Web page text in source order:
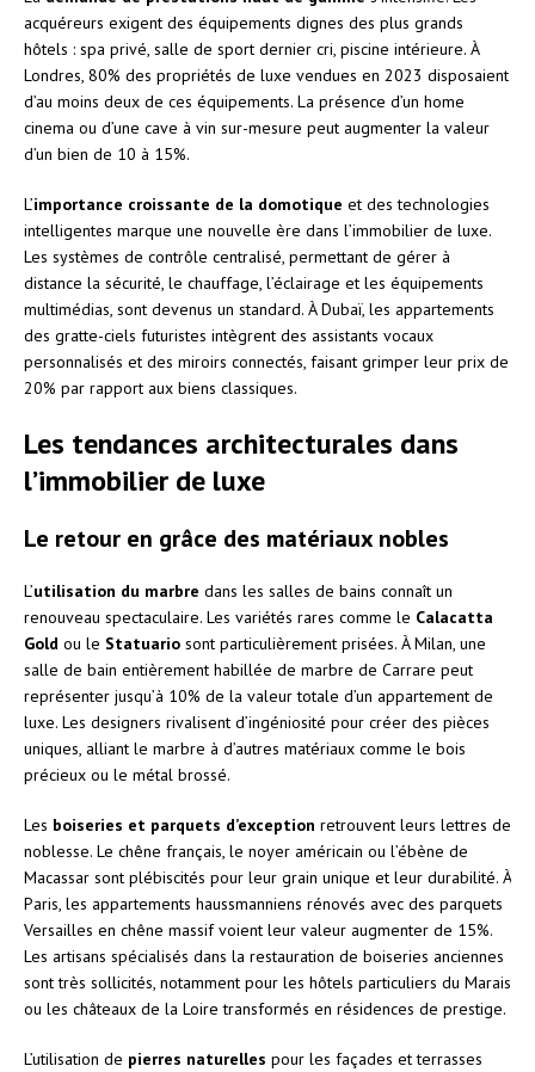
acquéreurs exigent des équipements dignes des plus grands
hôtels : spa privé, salle de sport dernier cri, piscine intérieure. À
Londres, 80% des propriétés de luxe vendues en 2023 disposaient
d’au moins deux de ces équipements. La présence d’un home
cinema ou d’une cave à vin sur-mesure peut augmenter la valeur
d’un bien de 10 à 15%.
L’importance croissante de la domotique et des technologies
intelligentes marque une nouvelle ère dans l’immobilier de luxe.
Les systèmes de contrôle centralisé, permettant de gérer à
distance la sécurité, le chauffage, l’éclairage et les équipements
multimédias, sont devenus un standard. À Dubaï, les appartements
des gratte-ciels futuristes intègrent des assistants vocaux
personnalisés et des miroirs connectés, faisant grimper leur prix de
20% par rapport aux biens classiques.
Les tendances architecturales dans
l’immobilier de luxe
Le retour en grâce des matériaux nobles
L’utilisation du marbre dans les salles de bains connaît un
renouveau spectaculaire. Les variétés rares comme le Calacatta
Gold ou le Statuario sont particulièrement prisées. À Milan, une
salle de bain entièrement habillée de marbre de Carrare peut
représenter jusqu’à 10% de la valeur totale d’un appartement de
luxe. Les designers rivalisent d’ingéniosité pour créer des pièces
uniques, alliant le marbre à d’autres matériaux comme le bois
précieux ou le métal brossé.
Les boiseries et parquets d’exception retrouvent leurs lettres de
noblesse. Le chêne français, le noyer américain ou l’ébène de
Macassar sont plébiscités pour leur grain unique et leur durabilité. À
Paris, les appartements haussmanniens rénovés avec des parquets
Versailles en chêne massif voient leur valeur augmenter de 15%.
Les artisans spécialisés dans la restauration de boiseries anciennes
sont très sollicités, notamment pour les hôtels particuliers du Marais
ou les châteaux de la Loire transformés en résidences de prestige.
L’utilisation de pierres naturelles pour les façades et terrasses